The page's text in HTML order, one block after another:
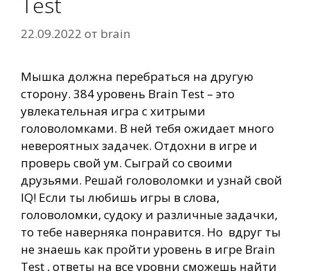
22.09.2022 от brain
Мышка должна перебраться на другую
сторону. 384 уровень Brain Test – это
увлекательная игра с хитрыми
головоломками. В ней тебя ожидает много
невероятных задачек. Отдохни в игре и
проверь свой ум. Сыграй со своими
друзьями. Решай головоломки и узнай свой
IQ! Если ты любишь игры в слова,
головоломки, судоку и различные задачки,
то тебе наверняка понравится. Но вдруг ты
не знаешь как пройти уровень в игре Brain
Test , ответы на все уровни сможешь найти